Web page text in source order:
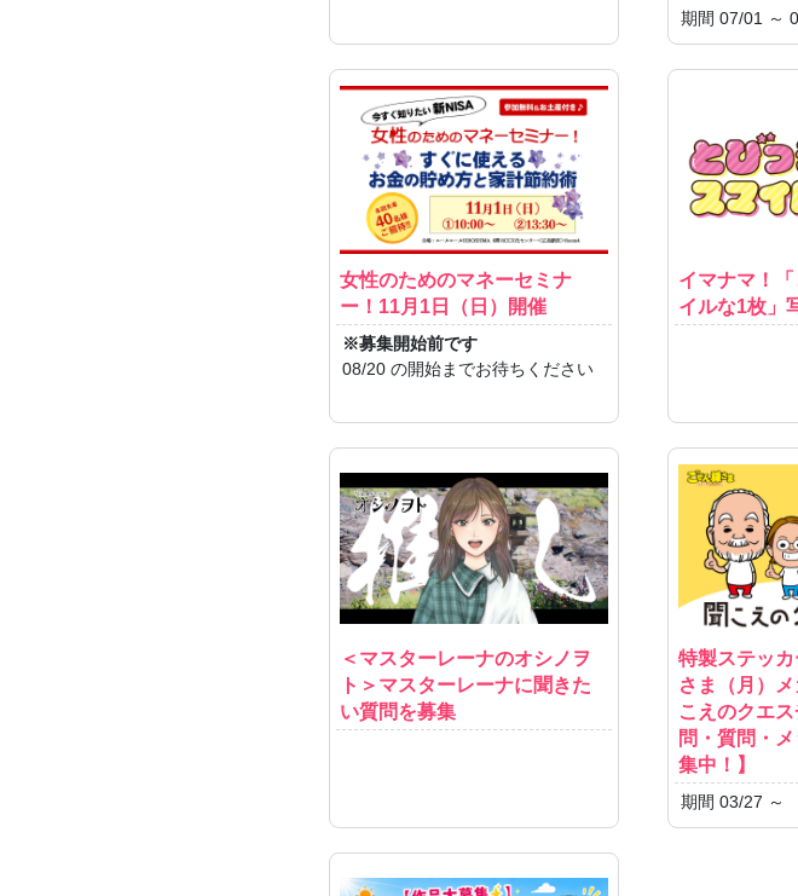
期間 07/01 ～
女性のためのマネーセミナ
ー！11月1日（日）開催
※募集開始前です
08/20 の開始までお待ちください
イマナマ！
イルな1枚」
＜マスターレーナのオシノヲ
ト＞マスターレーナに聞きた
い質問を募集
特製ステッ
さま（月）
こえのクエ
問・質問・
集中！】
期間 03/27 ～